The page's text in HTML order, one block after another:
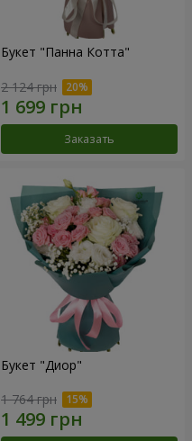
Букет "Панна Котта"
2 124 грн
Заказать
Букет "Диор"
1 764 грн